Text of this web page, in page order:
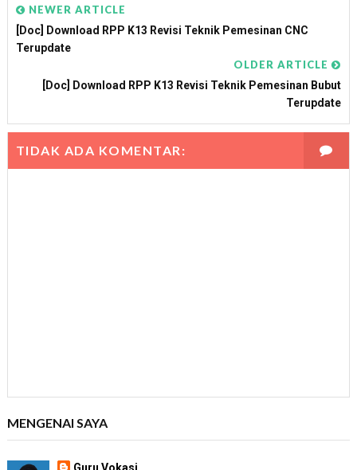
NEWER ARTICLE
[doc] Download RPP K13 Revisi Teknik Pemesinan CNC
Terupdate
OLDER ARTICLE
[doc] Download RPP K13 Revisi Teknik Pemesinan Bubut
Terupdate
TIDAK ADA KOMENTAR:
MENGENAI SAYA